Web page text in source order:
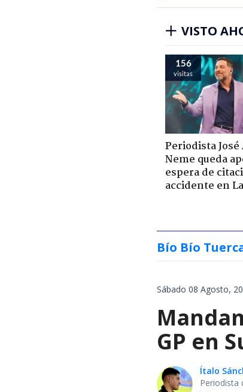
VISTO
156
visitas
Periodista
Neme queda
espera de
accidente en
Bío Bío
Sábado 08 Agosto,
GP en
Ítalo
Periodista